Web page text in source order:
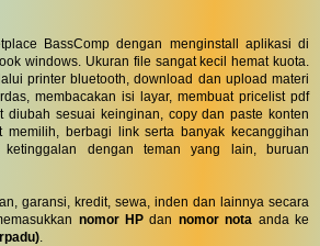
BassComp dengan menginstall aplikasi di
windows. Ukuran file sangat kecil hemat kuota.
printer bluetooth, download dan upload materi
membacakan isi layar, membuat pricelist pdf
diubah sesuai keinginan, copy dan paste konten
memilih, berbagi link serta banyak kecanggihan
dengan teman yang lain, buruan
garansi, kredit, sewa, inden dan lainnya secara
nomor HP dan nomor nota anda ke
.